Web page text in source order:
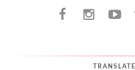
TRANSLATE